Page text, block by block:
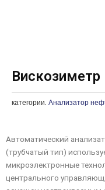
Вискозиметр
категории. Анализатор
Автоматический
(трубчатый тип)
микроэлектронные
центрального